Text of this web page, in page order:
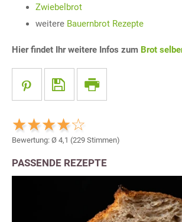
Zwiebelbrot
weitere Bauernbrot Rezepte
Hier findet Ihr weitere Infos zum Brot
Bewertung: Ø 4,1 (229 Stimmen)
PASSENDE REZEPTE